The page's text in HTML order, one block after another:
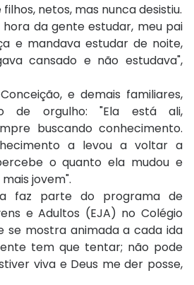
netos, mas nunca desistiu.
da gente estudar, meu pai
e mandava estudar de noite,
cansado e não estudava",
e demais familiares,
de orgulho: "Ela está ali,
buscando conhecimento.
a levou a voltar a
o quanto ela mudou e
jovem".
faz parte do programa de
e Adultos (EJA) no Colégio
se mostra animada a cada ida
tem que tentar; não pode
viva e Deus me der posse,